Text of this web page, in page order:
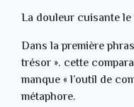
La douleur cuisante
Dans la première
trésor ». cette
manque « l’outil de
métaphore.